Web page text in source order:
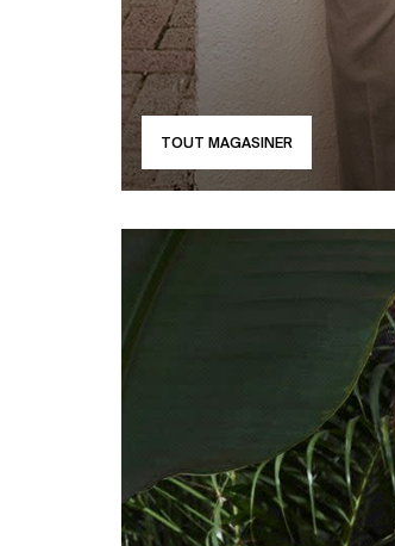
TOUT MAGASINER